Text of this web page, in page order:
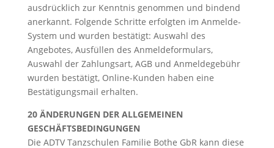
ausdrücklich zur Kenntnis genommen und bindend
anerkannt. Folgende Schritte erfolgten im Anmelde-
System und wurden bestätigt: Auswahl des
Angebotes, Ausfüllen des Anmeldeformulars,
Auswahl der Zahlungsart, AGB und Anmeldegebühr
wurden bestätigt, Online-Kunden haben eine
Bestätigungsmail erhalten.
20 ÄNDERUNGEN DER ALLGEMEINEN
GESCHÄFTSBEDINGUNGEN
Die ADTV Tanzschulen Familie Bothe GbR kann diese